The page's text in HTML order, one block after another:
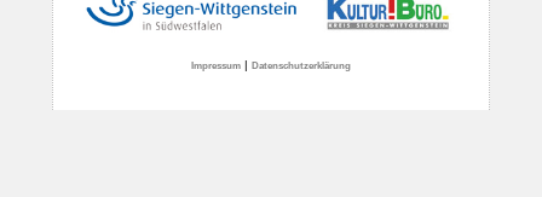
Impressum | Datenschutzerklärung